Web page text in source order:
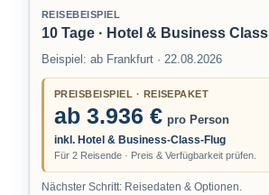
REISEBEISPIEL
10 Tage · Hotel & Business Class
Beispiel: ab Frankfurt · 22.08.2026
PREISBEISPIEL · REISEPAKET
ab 3.936 € pro Person
inkl. Hotel & Business-Class-Flug
Für 2 Reisende · Preis & Verfügbarkeit prüfen.
Nächster Schritt: Reisedaten & Optionen.